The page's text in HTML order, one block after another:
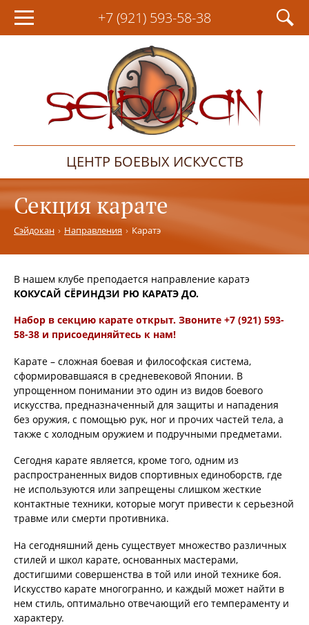
+7 (921) 593-58-38
ЦЕНТР БОЕВЫХ ИСКУССТВ
Секция карате
Сэйдокан Направления Каратэ
В нашем клубе преподается направление каратэ
КОКУСАЙ СЁРИНДЗИ РЮ КАРАТЭ ДО.
Набор в секцию карате открыт. Звоните +7 (921) 593-
58-38 и присоединяйтесь к нам!
Карате – сложная боевая и философская система,
сформировавшаяся в средневековой Японии. В
упрощенном понимании это один из видов боевого
искусства, предназначенный для защиты и нападения
без оружия, с помощью рук, ног и прочих частей тела, а
также с холодным оружием и подручными предметами.
Сегодня карате является, кроме того, одним из
распространенных видов спортивных единоборств, где
не используются или запрещены слишком жесткие
контактные техники, которые могут привести к серьезной
травме или смерти противника.
На сегодняшний день существует множество различных
стилей и школ карате, основанных мастерами,
достигшими совершенства в той или иной технике боя.
Искусство карате многогранно, и каждый может найти в
нем стиль, оптимально отвечающий его темпераменту и
характеру.